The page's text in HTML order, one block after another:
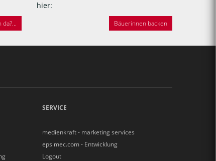
hier:
Bäuerinnen backen
SERVICE
medienkraft - marketing services
epsimec.com - Entwicklung
Logout